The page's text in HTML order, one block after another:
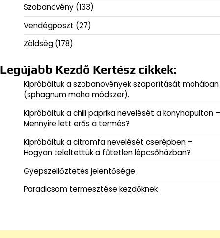
Szobanövény (133)
Vendégposzt (27)
Zöldség (178)
Legújabb Kezdő Kertész cikkek:
Kipróbáltuk a szobanövények szaporítását mohában
(sphagnum moha módszer).
Kipróbáltuk a chili paprika nevelését a konyhapulton –
Mennyire lett erős a termés?
Kipróbáltuk a citromfa nevelését cserépben –
Hogyan teleltettük a fűtetlen lépcsőházban?
Gyepszellőztetés jelentősége
Paradicsom termesztése kezdőknek